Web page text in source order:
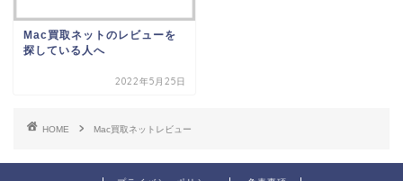
Mac買取ネットのレビューを
探している人へ
2022年5月25日
HOME Mac買取ネットレビュー